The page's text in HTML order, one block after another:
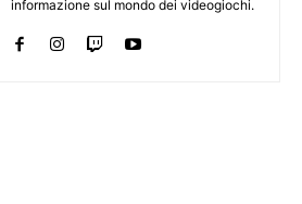
informazione sul mondo dei videogiochi.